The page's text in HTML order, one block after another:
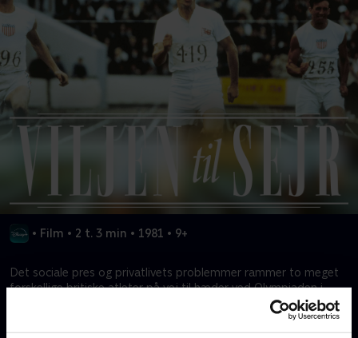
• Film • 2 t. 3 min • 1981 • 9+
Det sociale pres og privatlivets problemmer rammer to meget
forskellige britiske atleter på vej til hæder ved Olympiaden i